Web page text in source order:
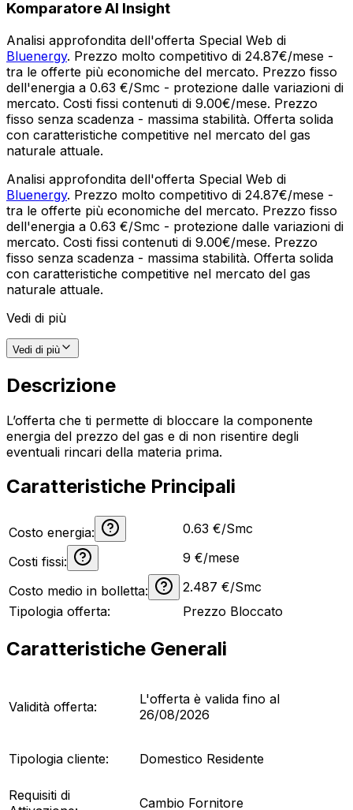
Komparatore AI Insight
Analisi approfondita dell'offerta Special Web di
Bluenergy. Prezzo molto competitivo di 24.87€/mese -
tra le offerte più economiche del mercato. Prezzo fisso
dell'energia a 0.63 €/Smc - protezione dalle variazioni di
mercato. Costi fissi contenuti di 9.00€/mese. Prezzo
fisso senza scadenza - massima stabilità. Offerta solida
con caratteristiche competitive nel mercato del gas
naturale attuale.
Analisi approfondita dell'offerta Special Web di
Bluenergy. Prezzo molto competitivo di 24.87€/mese -
tra le offerte più economiche del mercato. Prezzo fisso
dell'energia a 0.63 €/Smc - protezione dalle variazioni di
mercato. Costi fissi contenuti di 9.00€/mese. Prezzo
fisso senza scadenza - massima stabilità. Offerta solida
con caratteristiche competitive nel mercato del gas
naturale attuale.
Vedi di più
Vedi di più
Descrizione
L’offerta che ti permette di bloccare la componente
energia del prezzo del gas e di non risentire degli
eventuali rincari della materia prima.
Caratteristiche Principali
Costo energia: 0.63 €/Smc
Costi fissi: 9 €/mese
Costo medio in bolletta: 2.487 €/Smc
Tipologia offerta:
Prezzo Bloccato
Caratteristiche Generali
Validità offerta:
L'offerta è valida fino al
26/08/2026
Tipologia cliente: Domestico Residente
Requisiti di
Cambio Fornitore